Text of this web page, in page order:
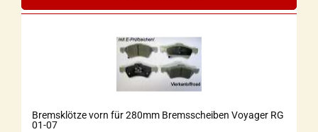
Bremsklötze vorn für 280mm Bremsscheiben Voyager RG
01-07